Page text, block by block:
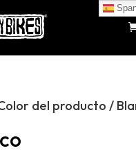
del producto /